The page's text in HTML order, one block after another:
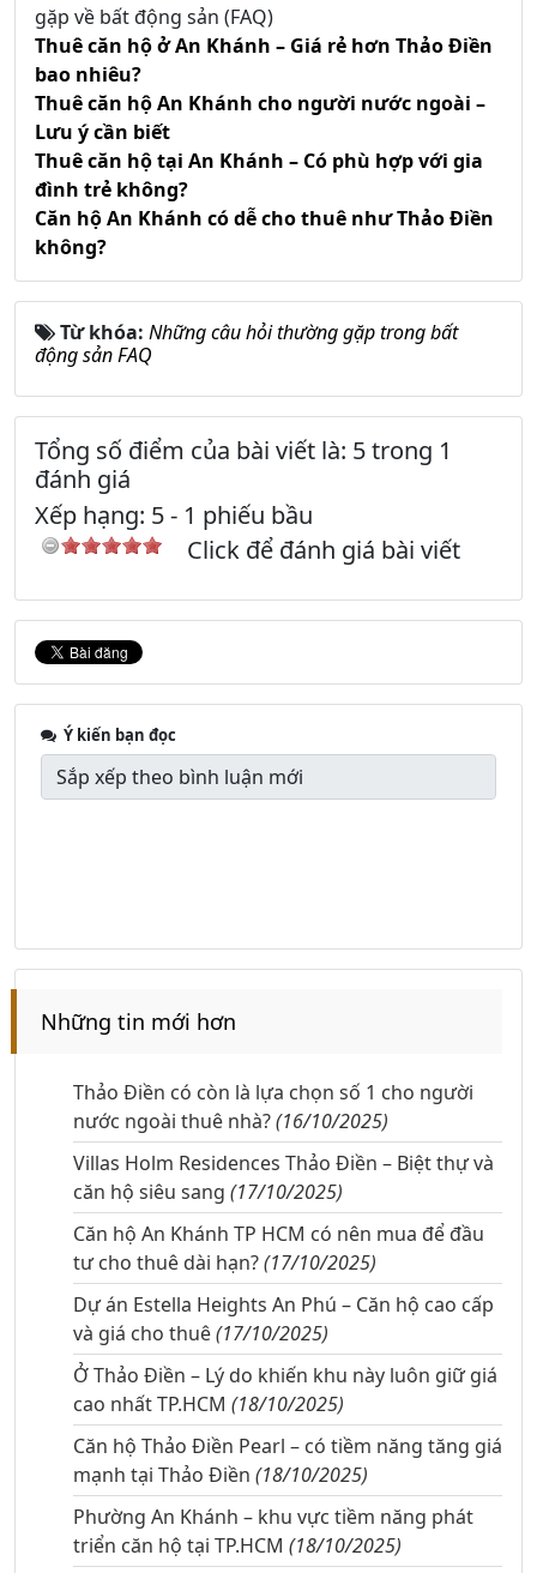
gặp về bất động sản (FAQ)
Thuê căn hộ ở An Khánh – Giá rẻ hơn Thảo Điền
bao nhiêu?
Thuê căn hộ An Khánh cho người nước ngoài –
Lưu ý cần biết
Thuê căn hộ tại An Khánh – Có phù hợp với gia
đình trẻ không?
Căn hộ An Khánh có dễ cho thuê như Thảo Điền
không?
Từ khóa: Những câu hỏi thường gặp trong bất
động sản FAQ
Tổng số điểm của bài viết là: 5 trong 1
đánh giá
Xếp hạng: 5- 1 phiếu bầu
Click để đánh giá bài viết
Ý kiến bạn đọc
Những tin mới hơn
Thảo Điền có còn là lựa chọn số 1 cho người
nước ngoài thuê nhà?(16/10/2025)
Villas Holm Residences Thảo Điền – Biệt thự và
căn hộ siêu sang (17/10/2025)
Căn hộ An Khánh TP HCM có nên mua để đầu
tư cho thuê dài hạn?(17/10/2025)
Dự án Estella Heights An Phú – Căn hộ cao cấp
và giá cho thuê(17/10/2025)
Ở Thảo Điền – Lý do khiến khu này luôn giữ giá
cao nhất TP.HCM (18/10/2025)
Căn hộ Thảo Điền Pearl – có tiềm năng tăng giá
mạnh tại Thảo Điền (18/10/2025)
Phường An Khánh – khu vực tiềm năng phát
triển căn hộ tại TP.HCM (18/10/2025)